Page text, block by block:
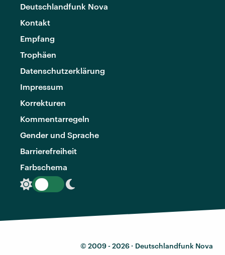
Deutschlandfunk Nova
Kontakt
Empfang
Trophäen
Datenschutzerklärung
Impressum
Korrekturen
Kommentarregeln
Gender und Sprache
Barrierefreiheit
Farbschema
© 2009 - 2026 · Deutschlandfunk Nova